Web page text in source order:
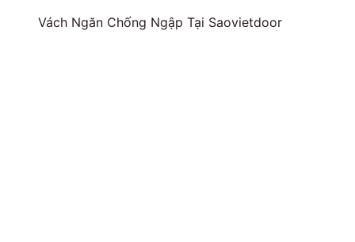
Vách Ngăn Chống Ngập Tại Saovietdoor